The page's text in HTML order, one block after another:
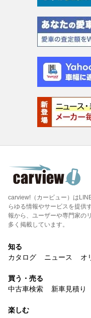
carview!（カービュー）は
らゆる情報やサービスを提供
報から、ユーザーや専門家の
多く掲載しています。
知る
カタログ
ニュース オ
買う・売る
中古車検索
新車見積り
楽しむ